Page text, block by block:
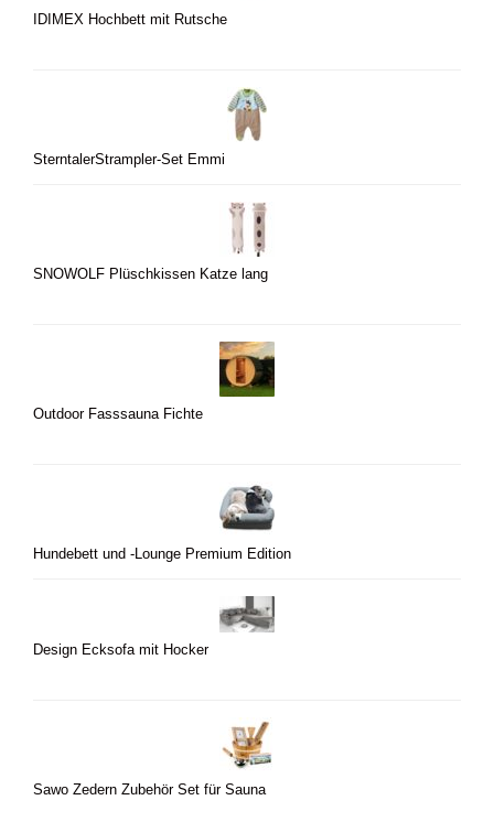
IDIMEX Hochbett mit Rutsche
SterntalerStrampler-Set Emmi
SNOWOLF Plüschkissen Katze lang
Outdoor Fasssauna Fichte
Hundebett und -Lounge Premium Edition
Design Ecksofa mit Hocker
Sawo Zedern Zubehör Set für Sauna